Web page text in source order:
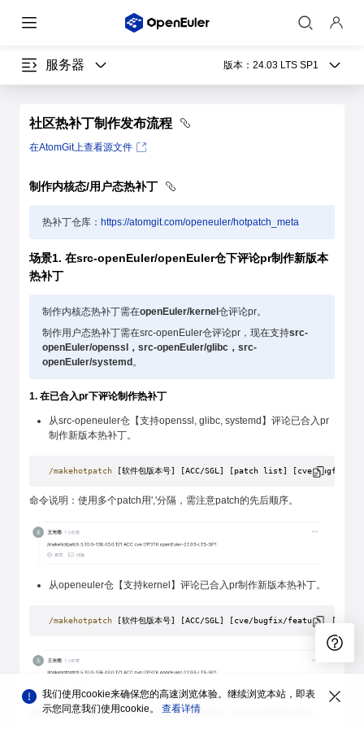
服务器 版本： 24.03 LTS SP1
社区热补丁制作发布流程
在AtomGit上查看源文件
制作内核态/用户态热补丁
热补丁仓库： https://atomgit.com/openeuler/hotpatch_meta
场景1. 在src-openEuler/openEuler仓下评论pr制作新版本
热补丁
制作内核态热补丁需在openEuler/kernel 仓评论pr。
制作用户态热补丁需在src-openEuler仓评论pr，现在支持src-
openEuler/openssl，src-openEuler/glibc，src-
openEuler/systemd 。
1. 在已合入pr下评论制作热补丁
从src-openeuler仓【支持openssl, glibc, systemd】评论已合入pr
制作新版本热补丁。
/makehotpatch [软件包版本号] [ACC/SGL] [patch list] [cve/bugfix/
命令说明：使用多个patch用','分隔，需注意patch的先后顺序。
从openeuler仓【支持kernel】评论已合入pr制作新版本热补丁。
/makehotpatch [软件包版本号] [ACC/SGL] [cve/bugfix/feature]
评论后，门禁触发hotpatch_meta仓创建热补丁issue以及同步该pr。
我们使用cookie来确保您的高速浏览体验。继续浏览本站，即表
示您同意我们使用cookie。 查看详情